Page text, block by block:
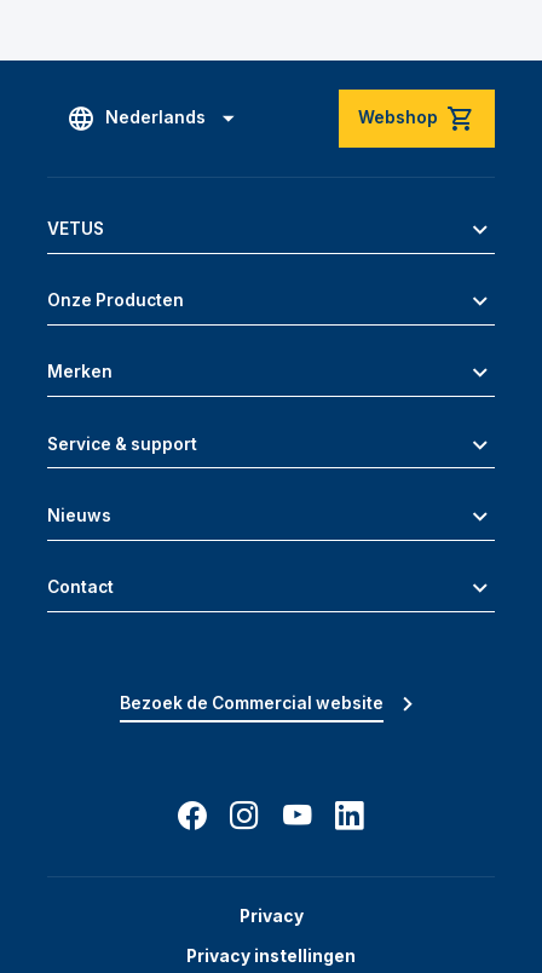
Nederlands Webshop
VETUS
Onze Producten
Merken
Service & support
Nieuws
Contact
Bezoek de Commercial website
Privacy
Privacy instellingen